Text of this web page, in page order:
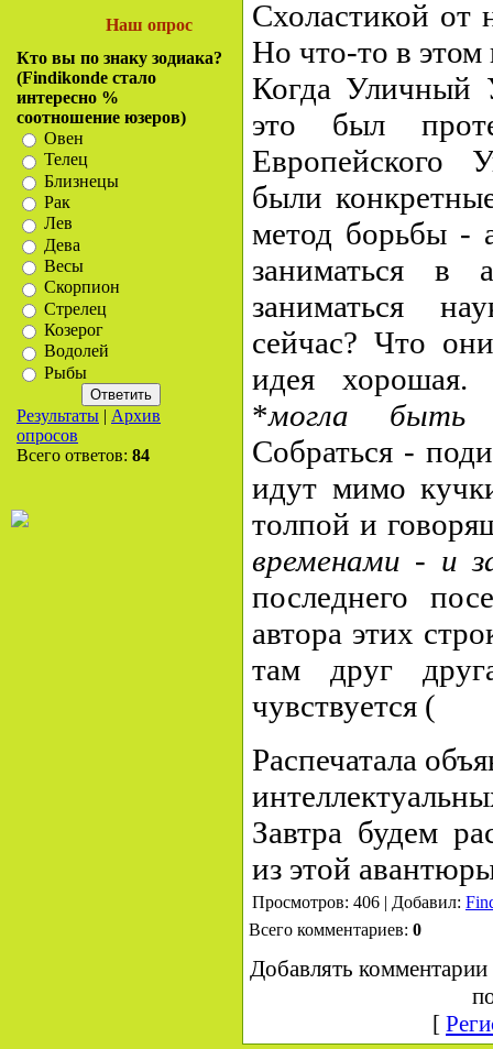
Наш опрос
Кто вы по знаку зодиака?
(Findikonde стало
интересно %
соотношение юзеров)
Овен
Телец
Близнецы
Рак
Лев
Дева
Весы
Скорпион
Стрелец
Козерог
Водолей
Рыбы
Результаты | Архив
опросов
Всего ответов: 84
Схоластикой от
Но что-то в этом
Когда Уличный
это был
Европейского
были
метод борьбы -
заниматься в
заниматься
сейчас? Что
идея хорошая.
*могла быть
Собраться -
идут мимо
толпой и
временами - и
последнего
автора этих
там друг
чувствуется (
Распечатала
Завтра будем
из этой
Просмотров: 406 | Добавил:
Всего комментариев: 0
Добавлять комментарии
[